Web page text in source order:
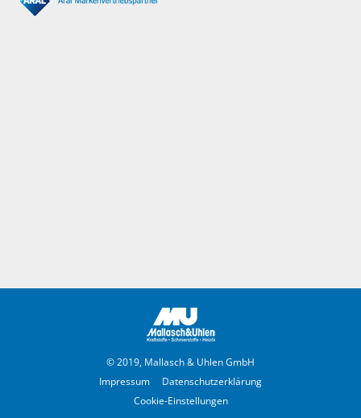
© 2019, Mallasch & Uhlen GmbH
Impressum
Datenschutzerklärung
Cookie-Einstellungen